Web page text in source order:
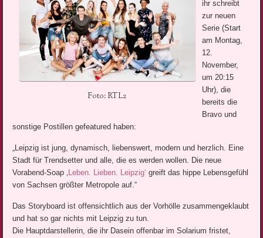
Foto: RTL2
ihr schreibt
zur neuen
Serie (Start
am Montag,
12.
November,
um 20:15
Uhr), die
bereits die
Bravo und
sonstige Postillen gefeatured haben:
„Leipzig ist jung, dynamisch, liebenswert, modern und herzlich. Eine
Stadt für Trendsetter und alle, die es werden wollen. Die neue
Vorabend-Soap ‚ Leben. Lieben. Leipzig‘ greift das hippe Lebensgefühl
von Sachsen größter Metropole auf.“
Das Storyboard ist offensichtlich aus der Vorhölle zusammengeklaubt
und hat so gar nichts mit Leipzig zu tun.
Die Hauptdarstellerin, die ihr Dasein offenbar im Solarium fristet,